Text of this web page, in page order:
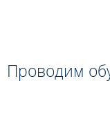
Проводим